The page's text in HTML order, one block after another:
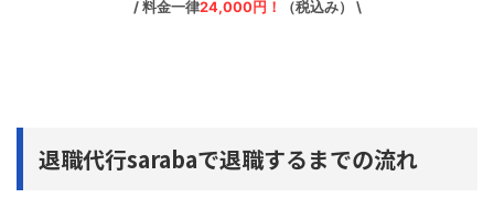
/ 料金一律24,000円！ （税込み） \
退職代行sarabaで退職するまでの流れ